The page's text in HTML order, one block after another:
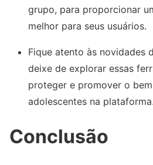
grupo, para proporcionar
melhor para seus usuários.
Fique atento às novidades
deixe de explorar essas
proteger e promover o
adolescentes na plataforma.
Conclusão